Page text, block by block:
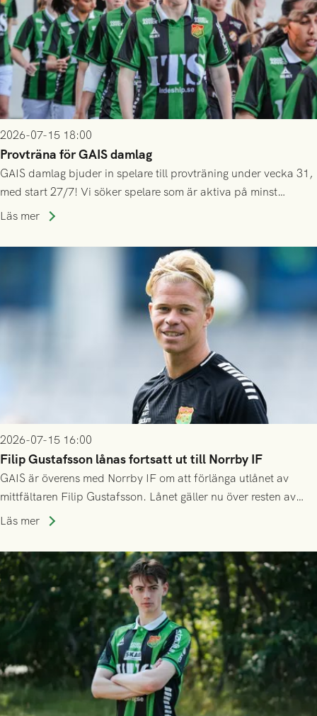
2026-07-15 18:00
Provträna för GAIS damlag
GAIS damlag bjuder in spelare till provträning under vecka 31,
med start 27/7! Vi söker spelare som är aktiva på minst
division 3-nivå.
Läs mer
2026-07-15 16:00
Filip Gustafsson lånas fortsatt ut till Norrby IF
GAIS är överens med Norrby IF om att förlänga utlånet av
mittfältaren Filip Gustafsson. Lånet gäller nu över resten av
säsongen 2026.
Läs mer